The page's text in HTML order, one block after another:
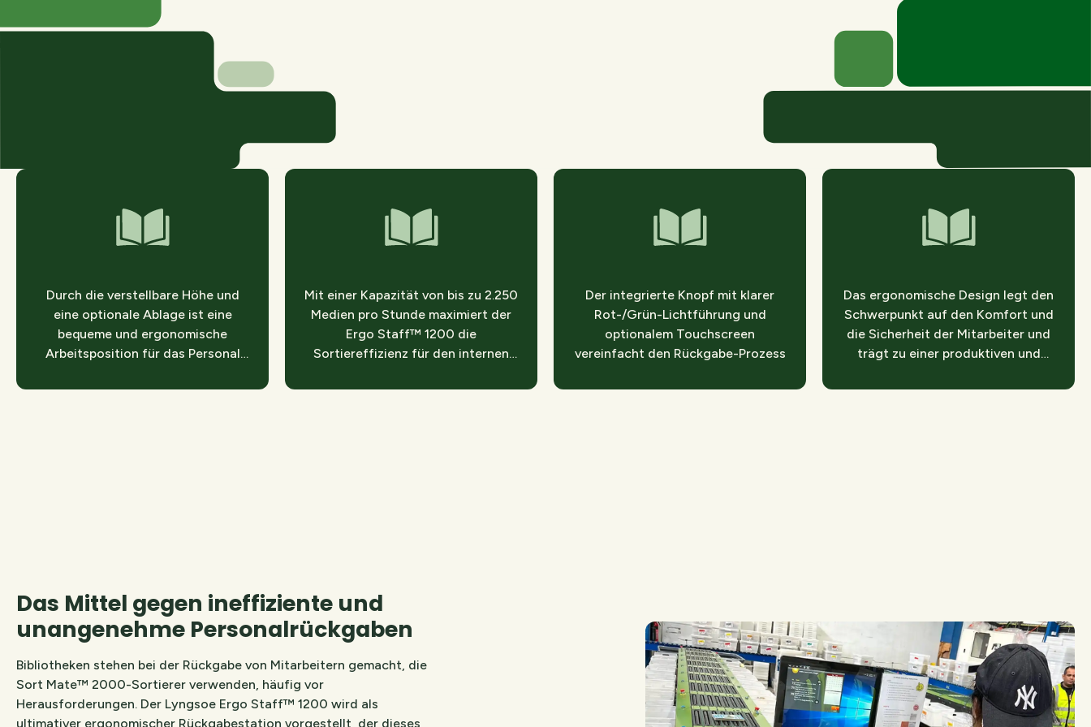
Durch die verstellbare Höhe und
eine optionale Ablage ist eine
bequeme und ergonomische
Arbeitsposition für das Personal
Mit einer Kapazität von bis zu 2.250
Medien pro Stunde maximiert der
Ergo Staff™ 1200 die
Sortiereffizienz für den internen
Stadtteilbibliotheken.
Der integrierte Knopf mit klarer
Rot-/Grün-Lichtführung und
optionalem Touchscreen
vereinfacht den Rückgabe-Prozess
Das ergonomische Design legt den
Schwerpunkt auf den Komfort und
die Sicherheit der Mitarbeiter und
trägt zu einer produktiven und
bei.
Das Mittel gegen ineffiziente und
unangenehme Personalrückgaben
Bibliotheken stehen bei der Rückgabe von Mitarbeitern gemacht, die
Sort Mate™ 2000-Sortierer verwenden, häufig vor
Herausforderungen. Der Lyngsoe Ergo Staff™ 1200 wird als
ultimativer ergonomischer Rückgabestation vorgestellt, der dieses